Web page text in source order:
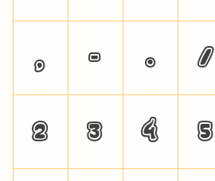
, - . /
2 3 4 5